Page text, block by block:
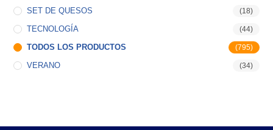
SET DE QUESOS (18)
TECNOLOGÍA (44)
TODOS LOS PRODUCTOS (795)
VERANO (34)